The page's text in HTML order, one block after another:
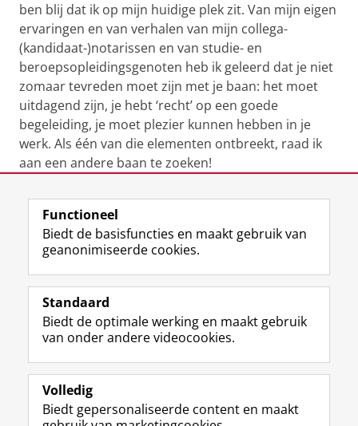
ben blij dat ik op mijn huidige plek zit. Van mijn eigen
ervaringen en van verhalen van mijn collega-
(kandidaat-)notarissen en van studie- en
beroepsopleidingsgenoten heb ik geleerd dat je niet
zomaar tevreden moet zijn met je baan: het moet
uitdagend zijn, je hebt ‘recht’ op een goede
begeleiding, je moet plezier kunnen hebben in je
werk. Als één van die elementen ontbreekt, raad ik
aan een andere baan te zoeken!
Laatst gewijzigd: 11 april 2025 08:40
Volg de RUG
F
a
e
b
o
p
a
L
i
k
e
I
-
p
R
S
-
f
e
R
I
n
t
r
m
Y
o
T
e
k
Studiekiezers
Alumni
Over ons
Functioneel
Biedt de basisfuncties en maakt gebruik van
geanonimiseerde cookies.
Standaard
Biedt de optimale werking en maakt gebruik
van onder andere videocookies.
Volledig
Biedt gepersonaliseerde content en maakt